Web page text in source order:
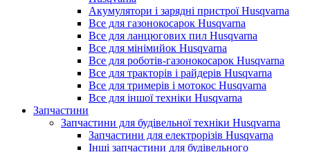
Акумулятори і зарядні пристрої Husqvarna
Все для газонокосарок Husqvarna
Все для ланцюгових пил Husqvarna
Все для мінімийок Husqvarna
Все для роботів-газонокосарок Husqvarna
Все для тракторів і райдерів Husqvarna
Все для тримерів і мотокос Husqvarna
Все для іншої техніки Husqvarna
Запчастини
Запчастини для будівельної техніки Husqvarna
Запчастини для електрорізів Husqvarna
Інші запчастини для будівельного